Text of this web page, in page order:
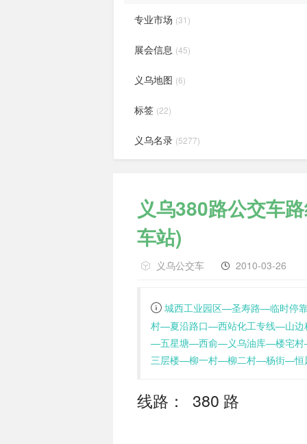
专业市场 (31)
展会信息 (45)
义乌地图 (6)
标签 (22)
义乌名录 (5277)
义乌380路公交车
车站)
义乌公交车 2010-03-26
城西工业园区—圣寿路—临时停
村—夏沿路口—西站化工专线—山边
—五星塘—西俞—义乌油库—楼宅
三层楼—柳一村—柳二村—杨街—恒
线路： 380 路